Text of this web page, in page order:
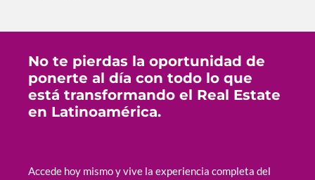
No te pierdas la oportunidad de
ponerte al día con todo lo que
está transformando el Real Estate
en Latinoamérica.
Accede hoy mismo y vive la experiencia completa del